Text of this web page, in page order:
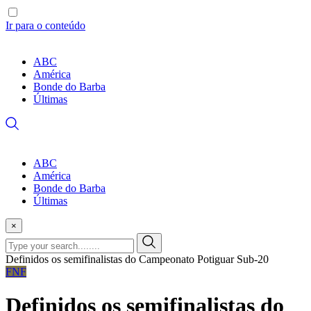
Ir para o conteúdo
ABC
América
Bonde do Barba
Últimas
ABC
América
Bonde do Barba
Últimas
×
Definidos os semifinalistas do Campeonato Potiguar Sub-20
FNF
Definidos os semifinalistas do